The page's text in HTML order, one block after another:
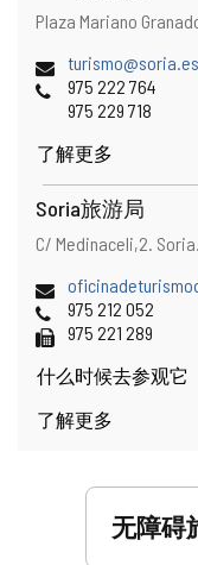
地
邮
地
址
Plaza Mariano
电
子
地
址
turismo@soria.es
电
975 222 764
975 229 718
了解更多
Soria旅游局
地
邮
地
址
C/ Medinaceli,2. Soria.
电
子
邮
件
地
电
话
975 212 052
传
真
975 221 289
什么时候去参观它
了解更多
无障碍